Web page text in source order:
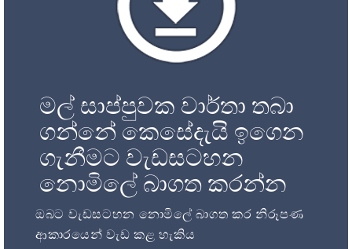
මල් සාප්පුවක වාර්තා තබා
ගන්නේ කෙසේදැයි ඉගෙන
ගැනීමට වැඩසටහන
නොමිලේ බාගත කරන්න
ඔබට වැඩසටහන නොමිලේ බාගත කර නිරූපණ
ආකාරයෙන් වැඩ කළ හැකිය